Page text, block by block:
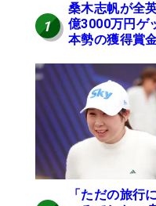
1
桑木志帆が全
億3000万円ゲ
本勢の獲得賞
「ただの旅行